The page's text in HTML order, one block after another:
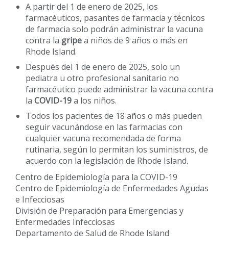
A partir del 1 de enero de 2025, los
farmacéuticos, pasantes de farmacia y técnicos
de farmacia solo podrán administrar la vacuna
contra la gripea niños de 9 años o más en
Rhode Island.
Después del 1 de enero de 2025, solo un
pediatra u otro profesional sanitario no
farmacéutico puede administrar la vacuna contra
la COVID-19a los niños.
Todos los pacientes de 18 años o más pueden
seguir vacunándose en las farmacias con
cualquier vacuna recomendada de forma
rutinaria, según lo permitan los suministros, de
acuerdo con la legislación de Rhode Island.
Centro de Epidemiología para la COVID-19
Centro de Epidemiología de Enfermedades Agudas
e Infecciosas
División de Preparación para Emergencias y
Enfermedades Infecciosas
Departamento de Salud de Rhode Island